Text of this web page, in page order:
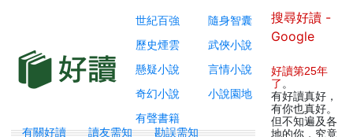
世紀百強
隨身智囊
歷史煙雲
武俠小說
懸疑小說
言情小說
奇幻小說
小說園地
有聲書籍
有關好讀 讀友需知
勘誤需知
搜尋好讀 -
Google
好讀第25年
了 。
有好讀真好，
有你也真好。
但不知遍及各
地的你，究竟